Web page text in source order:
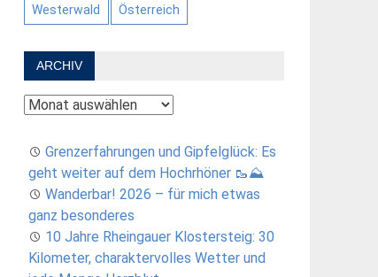
Westerwald Österreich
ARCHIV
Archiv
Grenzerfahrungen und Gipfelglück: Es
geht weiter auf dem Hochrhöner 🥾⛰️
Wanderbar! 2026 – für mich etwas
ganz besonderes
10 Jahre Rheingauer Klostersteig: 30
Kilometer, charaktervolles Wetter und